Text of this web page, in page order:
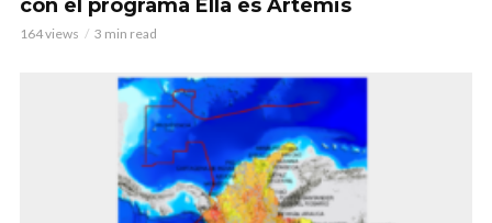
con el programa Ella es Artemis
164 views 3 min read